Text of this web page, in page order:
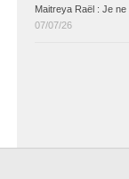
Maitreya Raël : Je
07/07/26